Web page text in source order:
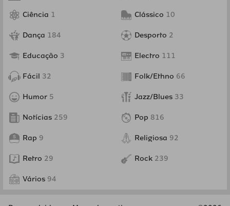
Ciência 1 Clássico 10
Dança 184 Desporto 2
Educação 3 Electro 111
Fácil 32 Folk/Ethno 66
Humor 5 Jazz/Blues 33
Notícias 259 Pop 816
Rap 9 Religiosa 92
Retro 29 Rock 239
Vários 94